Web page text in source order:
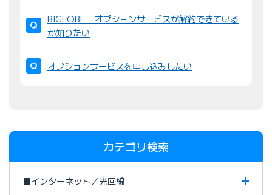
BIGLOBE オプションサービスが解約できている
か知りたい
オプションサービスを申し込みしたい
カテゴリ検索
■インターネット／光回線